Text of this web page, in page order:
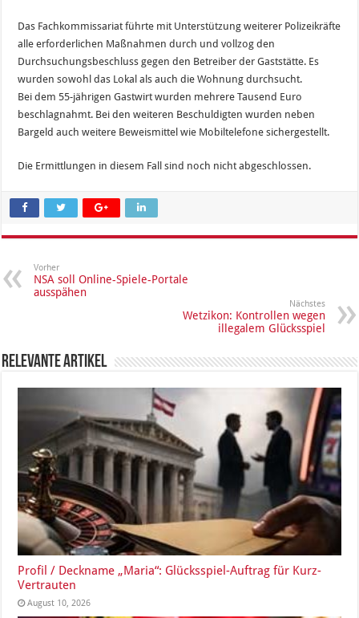
Das Fachkommissariat führte mit Unterstützung weiterer Polizeikräfte
alle erforderlichen Maßnahmen durch und vollzog den
Durchsuchungsbeschluss gegen den Betreiber der Gaststätte. Es
wurden sowohl das Lokal als auch die Wohnung durchsucht.
Bei dem 55-jährigen Gastwirt wurden mehrere Tausend Euro
beschlagnahmt. Bei den weiteren Beschuldigten wurden neben
Bargeld auch weitere Beweismittel wie Mobiltelefone sichergestellt.
Die Ermittlungen in diesem Fall sind noch nicht abgeschlossen.
Vorher
NSA soll Online-Spiele-Portale
ausspähen
Nächstes
Wetzikon: Kontrollen wegen
illegalem Glücksspiel
Relevante Artikel
Profil / Deckname „Maria“: Glücksspiel-Auftrag für Kurz-
Vertrauten
August 10, 2026